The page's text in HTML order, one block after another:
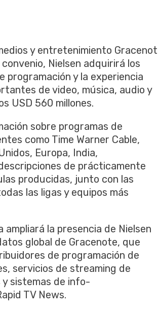
y entretenimiento Gracenot
Nielsen adquirirá los
programación y la experiencia
de video, música, audio y
USD 560 millones.
sobre programas de
como Time Warner Cable,
Europa, India,
de prácticamente
producidas, junto con las
las ligas y equipos más
la presencia de Nielsen
global de Gracenote, que
de programación de
servicios de streaming de
sistemas de info-
TV News.